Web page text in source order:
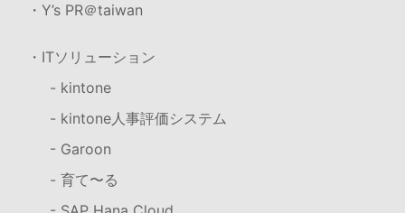
・Y’s PR＠taiwan
・ITソリューション
- kintone
- kintone人事評価システム
- Garoon
- 育て〜る